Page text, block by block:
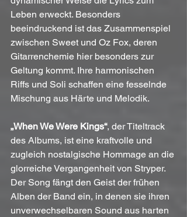
Leben erweckt. Besonders
beeindruckend ist das Zusammenspiel
zwischen Sweet und Oz Fox, deren
Gitarrenchemie hier besonders zur
Geltung kommt. Ihre harmonischen
Riffs und Soli schaffen eine fesselnde
Mischung aus Härte und Melodik.
„When We Were Kings“, der Titeltrack
des Albums, ist eine kraftvolle und
zugleich nostalgische Hommage an die
glorreiche Vergangenheit von Stryper.
Der Song fängt den Geist der frühen
Alben der Band ein, in denen sie ihren
unverwechselbaren Sound aus harten